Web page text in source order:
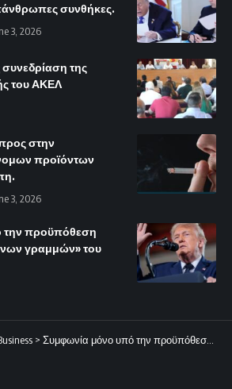
συνθήκες.
3, 2026
της
του ΑΚΕΛ
στην
προϊόντων
3, 2026
την προϋπόθεση
γραμμών» του
> Συμφωνία μόνο υπό την προϋπόθεση τήρησης των «κόκκινων γραμμών» του Τραμπ.